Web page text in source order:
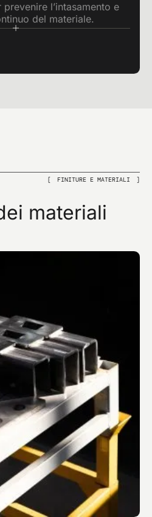
l’intasamento e
del materiale.
FINITURE E MATERIALI
materiali